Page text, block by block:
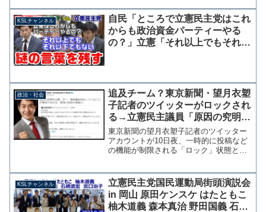
コメントしていませんし、今後もしない
つもりです。この記事の...
KSLチャンネル
自民「ところで立憲民主党はこれ
からも政治資金パーティーやる
の？」立憲「それ以上でもそれ以
政治・社会
追及チーム？東京新聞・望月衣塑
子記者のツイッターがロックされ
る→立憲民主議員「原因の究明が
必要。菅政権批判が原因であれ
ば、表現の自由の侵害だ」
東京新聞の望月衣塑子記者のツイッター
アカウントが10日夜、一時的に投稿など
の機能が制限される「ロック」状態とな
ことが原因と思われる。ロックはツイッ
ター運営が不審な動き（機...
KSLチャンネル
立憲民主党国民運動局街頭演説会
in 岡山 原田ケンスケ はたともこ
柚木道義 森本真治 野田国義 石橋